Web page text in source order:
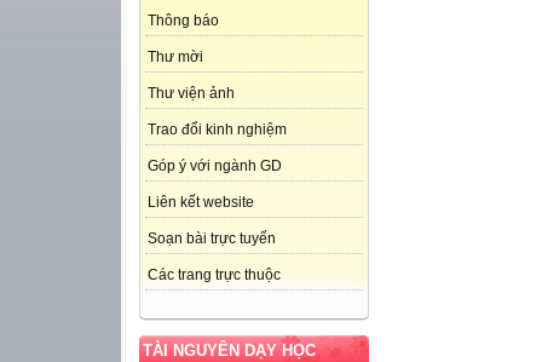
Thông báo
Thư mời
Thư viện ảnh
Trao đổi kinh nghiệm
Góp ý với ngành GD
Liên kết website
Soạn bài trực tuyến
Các trang trực thuộc
TÀI NGUYÊN DẠY HỌC